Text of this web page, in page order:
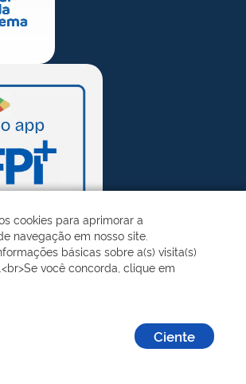
cookies para aprimorar a
navegação em nosso site.
básicas sobre a(s) visita(s)
você concorda, clique em
Ciente